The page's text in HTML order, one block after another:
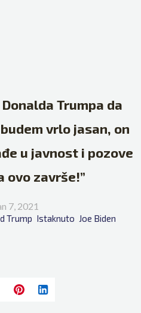
Trumpa da
vrlo jasan, on
u javnost i pozove
ovo završe!”
7, 2021
Trump Istaknuto Joe Biden